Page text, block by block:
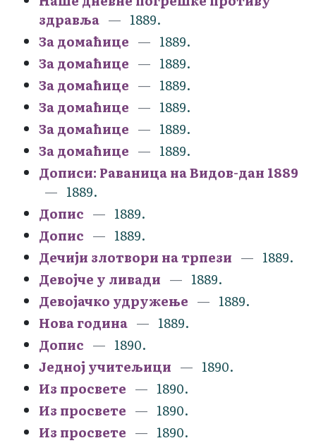
здравља
1889.
За домаћице
1889.
За домаћице
1889.
За домаћице
1889.
За домаћице
1889.
За домаћице
1889.
За домаћице
1889.
Дописи: Раваница на Видов-дан 1889
1889.
Допис
1889.
Допис
1889.
Дечији злотвори на трпези
1889.
Девојче у ливади
1889.
Девојачко удружење
1889.
Нова година
1889.
Допис
1890.
Једној учитељици
1890.
Из просвете
1890.
Из просвете
1890.
Из просвете
1890.